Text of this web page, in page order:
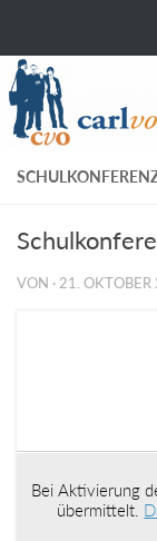
VON · 21. OKTOBER
Bei Aktivierung
übermittelt.